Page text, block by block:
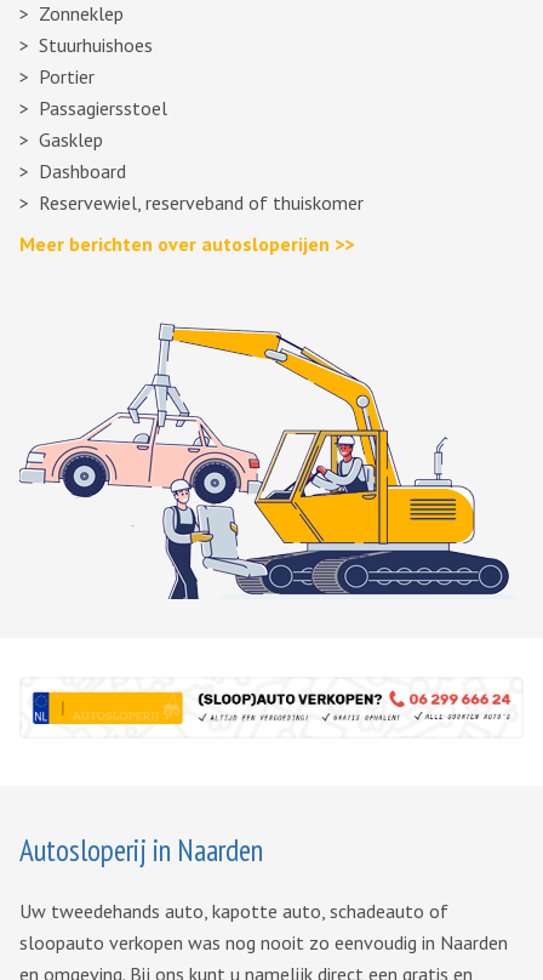
Zonneklep
Stuurhuishoes
Portier
Passagiersstoel
Gasklep
Dashboard
Reservewiel, reserveband of thuiskomer
Meer berichten over autosloperijen >>
Autosloperij in Naarden
Uw tweedehands auto, kapotte auto, schadeauto of
sloopauto verkopen was nog nooit zo eenvoudig in Naarden
en omgeving. Bij ons kunt u namelijk direct een gratis en